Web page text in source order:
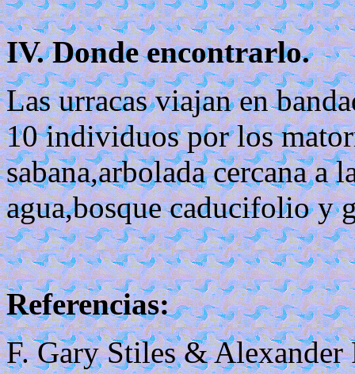
IV. Donde encontrarlo.
Las urracas viajan en
10 individuos por los
sabana,arbolada cercana a
agua,bosque caducifolio y
Referencias:
F. Gary Stiles & Alexander